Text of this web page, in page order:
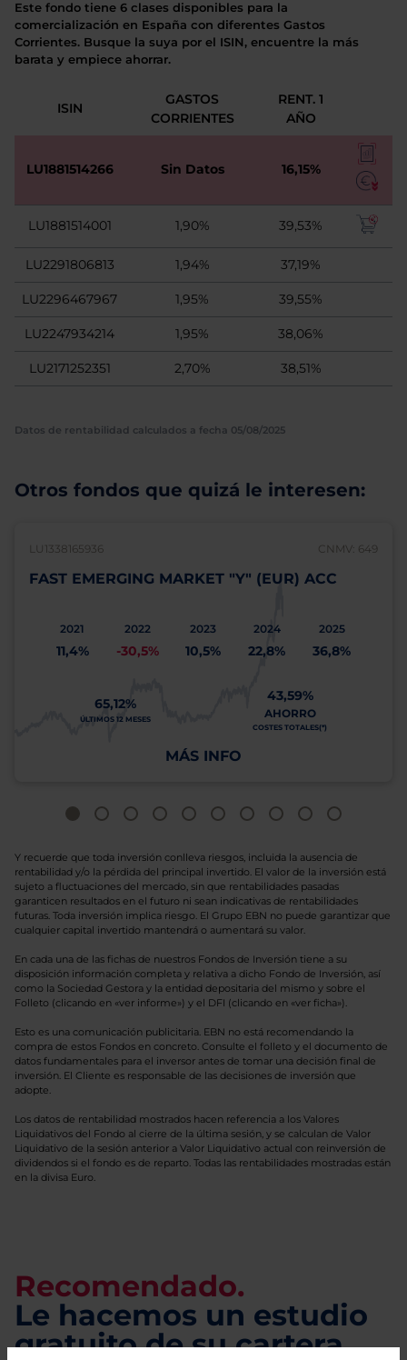
Este fondo tiene 6 clases disponibles para la
comercialización en España con diferentes Gastos
Corrientes. Busque la suya por el ISIN, encuentre la más
barata y empiece ahorrar.
ISIN
GASTOS
CORRIENTES
RENT. 1
AÑO
LU1881514266 Sin Datos 16,15%
LU1881514001 1,90% 39,53%
LU2291806813 1,94% 37,19%
LU2296467967 1,95% 39,55%
LU2247934214 1,95% 38,06%
LU2171252351 2,70% 38,51%
Datos de rentabilidad calculados a fecha 05/08/2025
Otros fondos que quizá le interesen:
LU1338165936 CNMV: 649
FAST EMERGING MARKET "Y" (EUR) ACC
2021
11,4%
2022
-30,5%
2023
10,5%
2024
22,8%
2025
36,8%
65,12%
ÚLTIMOS 12 MESES
43,59%
AHORRO
COSTES TOTALES(*)
MÁS INFO
Y recuerde que toda inversión conlleva riesgos, incluida la ausencia de
rentabilidad y/o la pérdida del principal invertido. El valor de la inversión está
sujeto a fluctuaciones del mercado, sin que rentabilidades pasadas
garanticen resultados en el futuro ni sean indicativas de rentabilidades
futuras. Toda inversión implica riesgo. El Grupo EBN no puede garantizar que
cualquier capital invertido mantendrá o aumentará su valor.
En cada una de las fichas de nuestros Fondos de Inversión tiene a su
disposición información completa y relativa a dicho Fondo de Inversión, así
como la Sociedad Gestora y la entidad depositaria del mismo y sobre el
Folleto (clicando en «ver informe») y el DFI (clicando en «ver ficha»).
Esto es una comunicación publicitaria. EBN no está recomendando la
compra de estos Fondos en concreto. Consulte el folleto y el documento de
datos fundamentales para el inversor antes de tomar una decisión final de
inversión. El Cliente es responsable de las decisiones de inversión que
adopte.
Los datos de rentabilidad mostrados hacen referencia a los Valores
Liquidativos del Fondo al cierre de la última sesión, y se calculan de Valor
Liquidativo de la sesión anterior a Valor Liquidativo actual con reinversión de
dividendos si el fondo es de reparto. Todas las rentabilidades mostradas están
en la divisa Euro.
Recomendado.
Le hacemos un estudio
gratuito de su cartera.